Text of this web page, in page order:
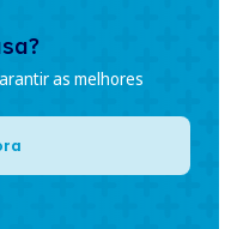
as melhores